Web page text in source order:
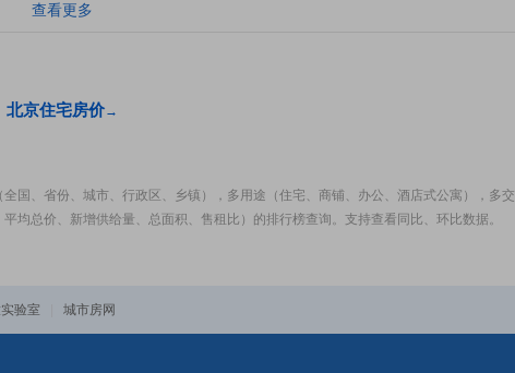
查看更多
北京住宅房价→
国、省份、城市、行政区、乡镇），多用途（住宅、商铺、办公、酒店式公寓），多交
均总价、新增供给量、总面积、售租比）的排行榜查询。支持查看同比、环比数据。
验室 城市房网